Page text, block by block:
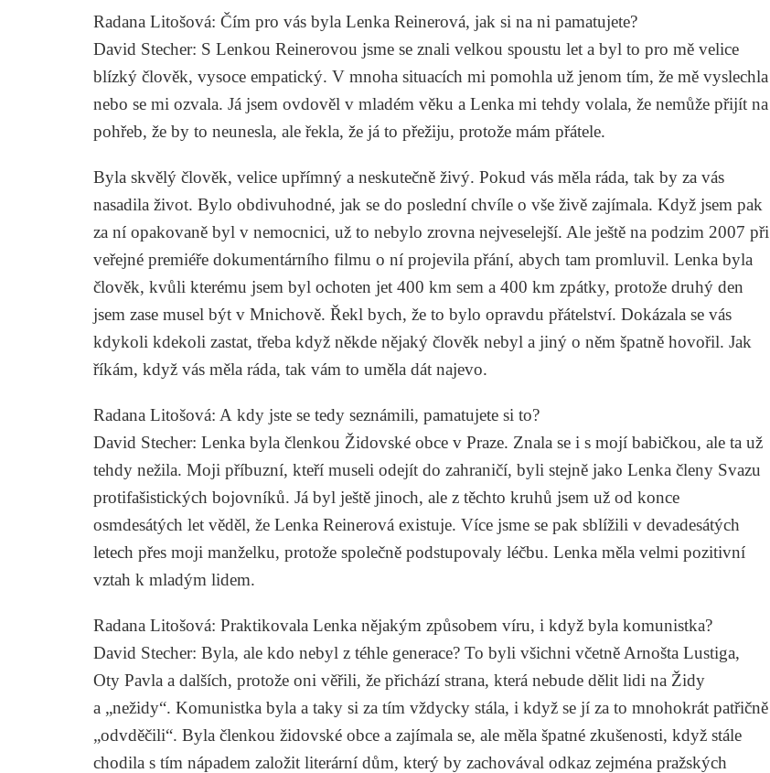
Radana Litošová: Čím pro vás byla Lenka Reinerová, jak si na ni pamatujete?
David Stecher: S Lenkou Reinerovou jsme se znali velkou spoustu let a byl to pro mě velice
blízký člověk, vysoce empatický. V mnoha situacích mi pomohla už jenom tím, že mě vyslechla
nebo se mi ozvala. Já jsem ovdověl v mladém věku a Lenka mi tehdy volala, že nemůže přijít na
pohřeb, že by to neunesla, ale řekla, že já to přežiju, protože mám přátele.
Byla skvělý člověk, velice upřímný a neskutečně živý. Pokud vás měla ráda, tak by za vás
nasadila život. Bylo obdivuhodné, jak se do poslední chvíle o vše živě zajímala. Když jsem pak
za ní opakovaně byl v nemocnici, už to nebylo zrovna nejveselejší. Ale ještě na podzim 2007 při
veřejné premiéře dokumentárního filmu o ní projevila přání, abych tam promluvil. Lenka byla
člověk, kvůli kterému jsem byl ochoten jet 400 km sem a 400 km zpátky, protože druhý den
jsem zase musel být v Mnichově. Řekl bych, že to bylo opravdu přátelství. Dokázala se vás
kdykoli kdekoli zastat, třeba když někde nějaký člověk nebyl a jiný o něm špatně hovořil. Jak
říkám, když vás měla ráda, tak vám to uměla dát najevo.
Radana Litošová: A kdy jste se tedy seznámili, pamatujete si to?
David Stecher: Lenka byla členkou Židovské obce v Praze. Znala se i s mojí babičkou, ale ta už
tehdy nežila. Moji příbuzní, kteří museli odejít do zahraničí, byli stejně jako Lenka členy Svazu
protifašistických bojovníků. Já byl ještě jinoch, ale z těchto kruhů jsem už od konce
osmdesátých let věděl, že Lenka Reinerová existuje. Více jsme se pak sblížili v devadesátých
letech přes moji manželku, protože společně podstupovaly léčbu. Lenka měla velmi pozitivní
vztah k mladým lidem.
Radana Litošová: Praktikovala Lenka nějakým způsobem víru, i když byla komunistka?
David Stecher: Byla, ale kdo nebyl z téhle generace? To byli všichni včetně Arnošta Lustiga,
Oty Pavla a dalších, protože oni věřili, že přichází strana, která nebude dělit lidi na Židy
a „nežidy“. Komunistka byla a taky si za tím vždycky stála, i když se jí za to mnohokrát patřičně
„odvděčili“. Byla členkou židovské obce a zajímala se, ale měla špatné zkušenosti, když stále
chodila s tím nápadem založit literární dům, který by zachovával odkaz zejména pražských